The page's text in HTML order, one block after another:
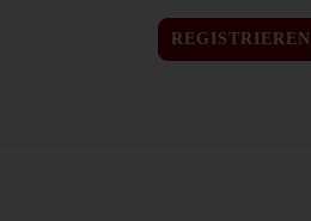
REGISTRIEREN